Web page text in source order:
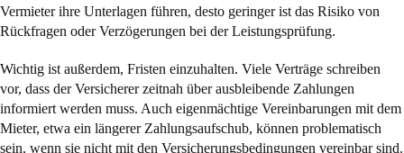
Vermieter ihre Unterlagen führen, desto geringer ist das Risiko von
Rückfragen oder Verzögerungen bei der Leistungsprüfung.
Wichtig ist außerdem, Fristen einzuhalten. Viele Verträge schreiben
vor, dass der Versicherer zeitnah über ausbleibende Zahlungen
informiert werden muss. Auch eigenmächtige Vereinbarungen mit dem
Mieter, etwa ein längerer Zahlungsaufschub, können problematisch
sein, wenn sie nicht mit den Versicherungsbedingungen vereinbar sind.